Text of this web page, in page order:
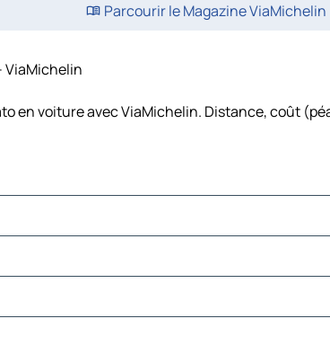
Parcourir le Magazine ViaMichelin
ViaMichelin
en voiture avec ViaMichelin. Distance, coût